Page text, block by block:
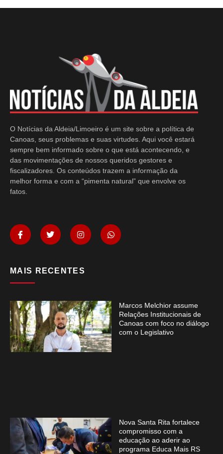
O Notícias da Aldeia/Limoeiro é um site sobre a política de
Canoas, seus problemas e suas virtudes. Aqui você estará
sempre bem informado sobre o que está acontecendo, e
das movimentações de nossos queridos gestores e
fiscalizadores. Os conteúdos trazem a informação da
melhor forma e com a “pimenta natural” que envolve os
fatos.
MAIS RECENTES
Marcos Melchior assume
Relações Institucionais de
Canoas com foco no diálogo
com o Legislativo
Nova Santa Rita fortalece
compromisso com a
educação ao aderir ao
programa Educa Mais RS